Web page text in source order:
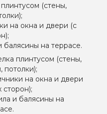
(стены,
на окна и двери (с
балясины на террасе.
плинтусом (стены,
потолки);
на окна и двери
сторон);
и балясины на